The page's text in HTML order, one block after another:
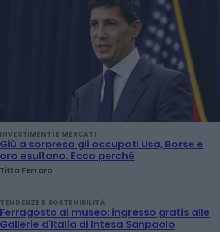
INVESTIMENTI E MERCATI
Giù a sorpresa gli occupati Usa, Borse e
oro esultano. Ecco perché
Titta Ferraro
TENDENZE E SOSTENIBILITÀ
Ferragosto al museo: ingresso gratis alle
Gallerie d'Italia di Intesa Sanpaolo